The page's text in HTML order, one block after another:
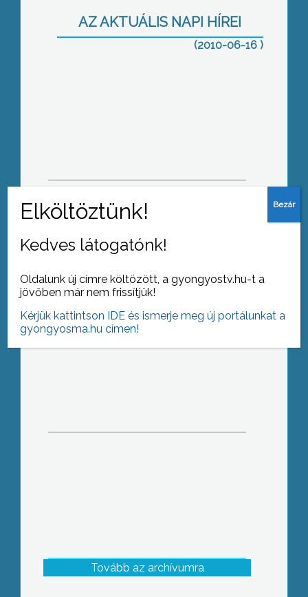
AZ AKTUÁLIS NAPI HÍREI
(2010-06-16 )
Egy európai uniós támogatásnak
köszönhetően tizennyolc gyerek
kapott lehetőséget, hogy a nyári
szenvedélyének, a bélyeggyűjtésnek a
sástói kempingben
A festőművész, néptáncos,
Tovább az archívumra
Kedves látogatónk!
Oldalunk új címre költözött, a gyongyostv.hu-t a
jövőben már nem frissítjük!
Kérjük kattintson IDE és ismerje meg új portálunkat a
gyongyosma.hu címen!